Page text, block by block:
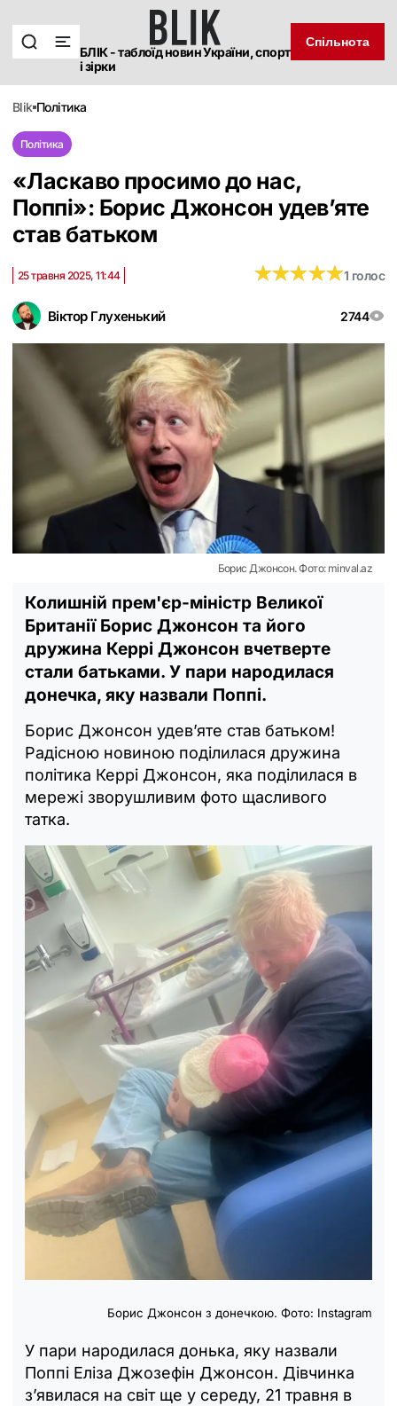
БЛІК - таблоїд новин України, спорт
і зірки
Спільнота
blik політика
Політика
«Ласкаво просимо до нас,
Поппі»: Борис Джонсон удев’яте
став батьком
Віктор Глухенький 2744
25 травня 2025, 11:44 ★★★★★
★★★★★1 голос
Борис Джонсон. Фото: minval.az
Колишній прем'єр-міністр Великої
Британії Борис Джонсон та його
дружина Керрі Джонсон вчетверте
стали батьками. У пари народилася
донечка, яку назвали Поппі.
Борис Джонсон удев’яте став батьком!
Радісною новиною поділилася дружина
політика Керрі Джонсон, яка поділилася в
мережі зворушливим фото щасливого
татка.
Борис Джонсон з донечкою. Фото: Instagram
У пари народилася донька, яку назвали
Поппі Еліза Джозефін Джонсон. Дівчинка
з’явилася на світ ще у середу, 21 травня в